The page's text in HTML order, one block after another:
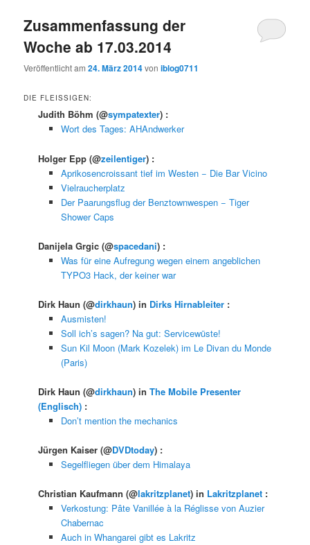
Zusammenfassung der
Woche ab 17.03.2014
Veröffentlicht am24. März 2014voniblog0711
DIE FLEISSIGEN:
Judith Böhm(@sympatexter) :
Wort des Tages: AHAndwerker
Holger Epp(@zeilentiger) :
Aprikosencroissant tief im Westen − Die Bar Vicino
Vielraucherplatz
Der Paarungsflug der Benztownwespen − Tiger
Shower Caps
Danijela Grgic(@spacedani) :
Was für eine Aufregung wegen einem angeblichen
TYPO3 Hack, der keiner war
Dirk Haun(@dirkhaun) in Dirks Hirnableiter :
Ausmisten!
Soll ich’s sagen? Na gut: Servicewüste!
Sun Kil Moon (Mark Kozelek) im Le Divan du Monde
(Paris)
Dirk Haun(@dirkhaun) inThe Mobile Presenter
(Englisch) :
Don’t mention the mechanics
Jürgen Kaiser(@DVDtoday) :
Segelfliegen über dem Himalaya
Christian Kaufmann(@lakritzplanet) in Lakritzplanet :
Verkostung: Pâte Vanillée à la Réglisse von Auzier
Chabernac
Auch in Whangarei gibt es Lakritz